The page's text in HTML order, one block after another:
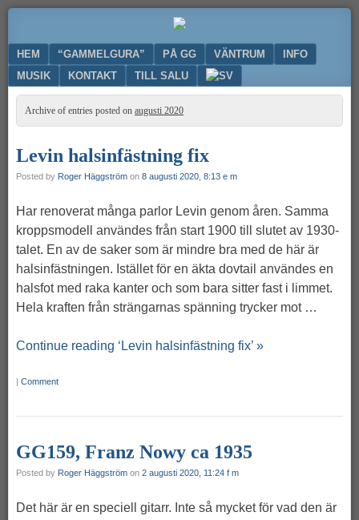
nytt
liv
till
din
gamla
gitarr
Menu
SKIP TO CONTENT
HEM “GAMMELGURA” PÅ GG VÄNTRUM
INFO
MUSIK
KONTAKT TILL SALU
Archive of entries posted on augusti 2020
Levin halsinfästning fix
Posted by Roger Häggström on 8 augusti 2020, 8:13 e m
Har renoverat många parlor Levin genom åren. Samma
kroppsmodell användes från start 1900 till slutet av 1930-
talet. En av de saker som är mindre bra med de här är
halsinfästningen. Istället för en äkta dovtail användes en
halsfot med raka kanter och som bara sitter fast i limmet.
Hela kraften från strängarnas spänning trycker mot …
Continue reading ‘Levin halsinfästning fix’ »
| Comment
GG159, Franz Nowy ca 1935
Posted by Roger Häggström on 2 augusti 2020, 11:24 f m
Det här är en speciell gitarr. Inte så mycket för vad den är